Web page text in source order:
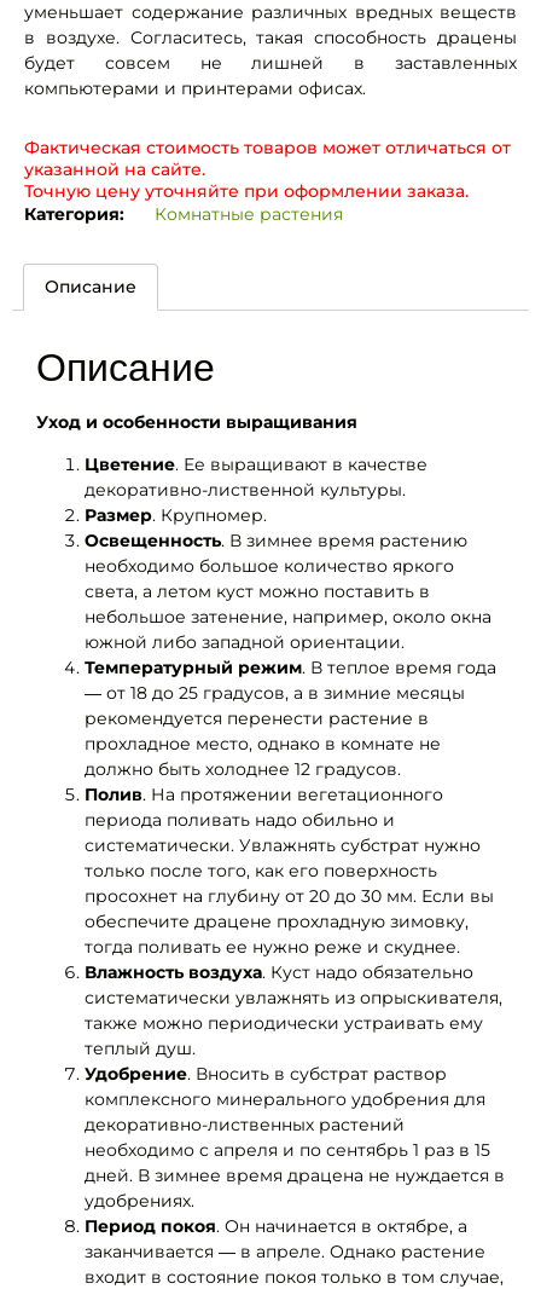
уменьшает содержание различных вредных веществ
в воздухе. Согласитесь, такая способность драцены
будет совсем не лишней в заставленных
компьютерами и принтерами офисах.
Фактическая стоимость товаров может отличаться от
указанной на сайте.
Точную цену уточняйте при оформлении заказа.
Категория:
Комнатные растения
Описание
Описание
Уход и особенности выращивания
Цветение. Ее выращивают в качестве
декоративно-лиственной культуры.
Размер. Крупномер.
Освещенность. В зимнее время растению
необходимо большое количество яркого
света, а летом куст можно поставить в
небольшое затенение, например, около окна
южной либо западной ориентации.
Температурный режим. В теплое время года
― от 18 до 25 градусов, а в зимние месяцы
рекомендуется перенести растение в
прохладное место, однако в комнате не
должно быть холоднее 12 градусов.
Полив. На протяжении вегетационного
периода поливать надо обильно и
систематически. Увлажнять субстрат нужно
только после того, как его поверхность
просохнет на глубину от 20 до 30 мм. Если вы
обеспечите драцене прохладную зимовку,
тогда поливать ее нужно реже и скуднее.
Влажность воздуха. Куст надо обязательно
систематически увлажнять из опрыскивателя,
также можно периодически устраивать ему
теплый душ.
Удобрение. Вносить в субстрат раствор
комплексного минерального удобрения для
декоративно-лиственных растений
необходимо с апреля и по сентябрь 1 раз в 15
дней. В зимнее время драцена не нуждается в
удобрениях.
Период покоя. Он начинается в октябре, а
заканчивается ― в апреле. Однако растение
входит в состояние покоя только в том случае,